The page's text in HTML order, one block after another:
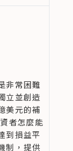
非常困難
立並創造
美元的補
者怎麼能
到損益平
制，提供